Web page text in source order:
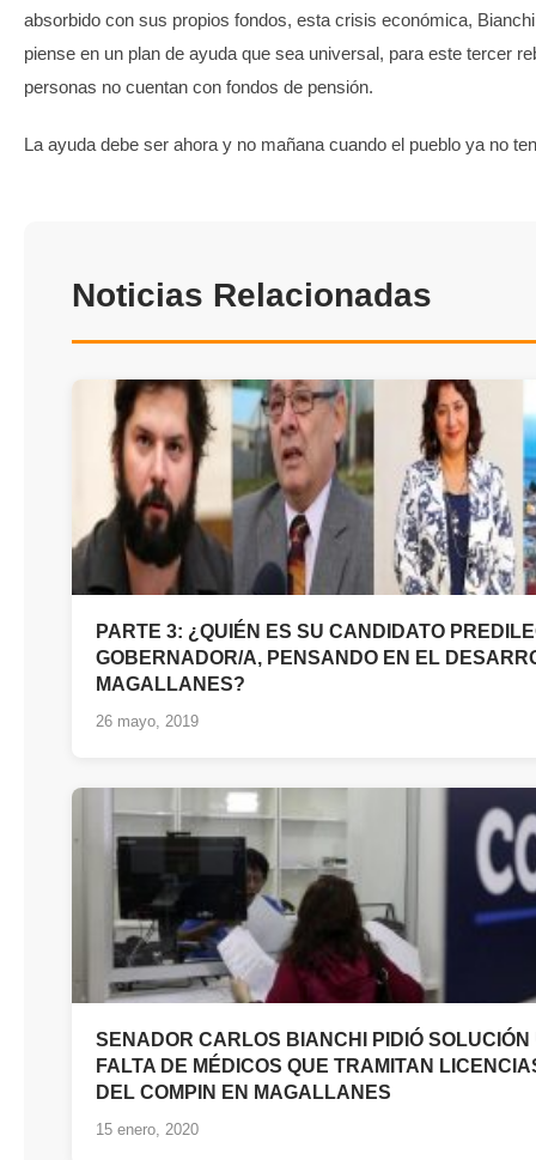
absorbido con sus propios fondos, esta crisis económica,
piense en un plan de ayuda que sea universal, para este tercer
personas no cuentan con fondos de pensión.
La ayuda debe ser ahora y no mañana cuando el pueblo ya no
Noticias Relacionadas
PARTE 3: ¿QUIÉN ES SU CANDIDATO
GOBERNADOR/A, PENSANDO EN EL
MAGALLANES?
26 mayo, 2019
SENADOR CARLOS BIANCHI PIDIÓ SOLUCIÓN
FALTA DE MÉDICOS QUE TRAMITAN
DEL COMPIN EN MAGALLANES
15 enero, 2020